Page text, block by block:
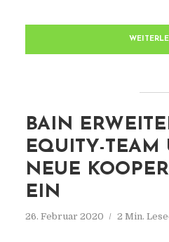
BAIN
EQUITY-TEAM
NEUE
EIN
26. Februar 2020 2 Min.